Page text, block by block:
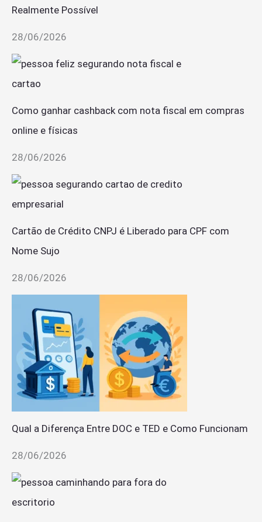
Realmente Possível
28/06/2026
Como ganhar cashback com nota fiscal em compras
online e físicas
28/06/2026
Cartão de Crédito CNPJ é Liberado para CPF com
Nome Sujo
28/06/2026
Qual a Diferença Entre DOC e TED e Como Funcionam
28/06/2026